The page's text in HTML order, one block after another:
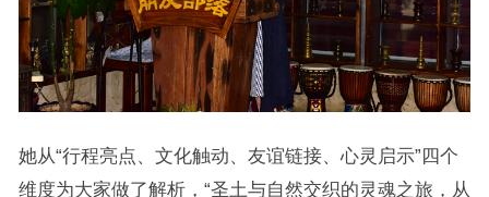
她从“行程亮点、文化触动、友谊链接、心灵启示”四个
维度为大家做了解析，“圣土与自然交织的灵魂之旅，从